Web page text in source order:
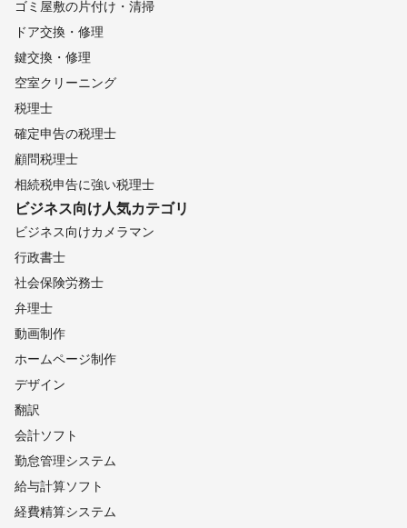
ゴミ屋敷の片付け・清掃
ドア交換・修理
鍵交換・修理
空室クリーニング
税理士
確定申告の税理士
顧問税理士
相続税申告に強い税理士
ビジネス向け人気カテゴリ
ビジネス向けカメラマン
行政書士
社会保険労務士
弁理士
動画制作
ホームページ制作
デザイン
翻訳
会計ソフト
勤怠管理システム
給与計算ソフト
経費精算システム